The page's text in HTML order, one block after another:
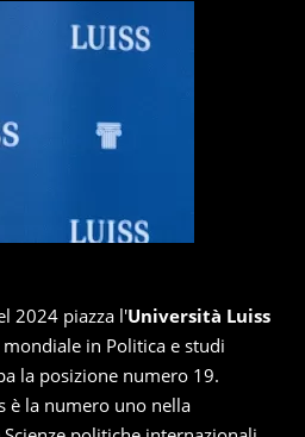
2024 piazza l'Università Luiss
in Politica e studi
la posizione numero 19.
è la numero uno nella